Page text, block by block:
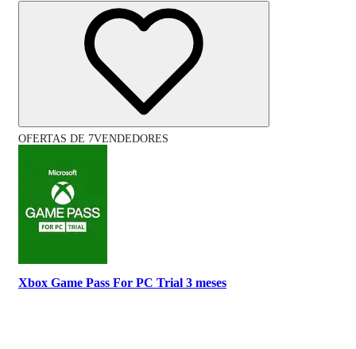
OFERTAS DE 7VENDEDORES
Xbox Game Pass For PC Trial 3 meses